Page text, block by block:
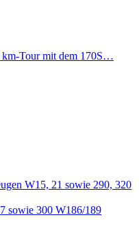
km-Tour mit dem 170S…
W15, 21 sowie 290, 320
sowie 300 W186/189